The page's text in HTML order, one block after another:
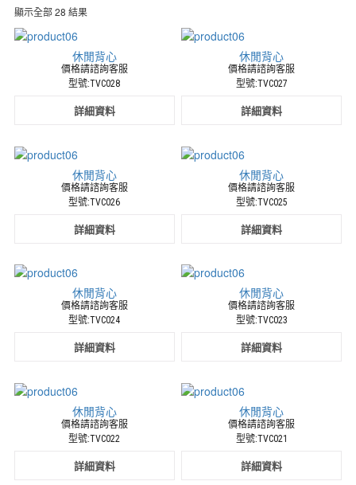
顯示全部 28 結果
休閒背心
價格請諮詢客服
型號:TVC028
詳細資料
休閒背心
價格請諮詢客服
型號:TVC027
詳細資料
休閒背心
價格請諮詢客服
型號:TVC026
詳細資料
休閒背心
價格請諮詢客服
型號:TVC025
詳細資料
休閒背心
價格請諮詢客服
型號:TVC024
詳細資料
休閒背心
價格請諮詢客服
型號:TVC023
詳細資料
休閒背心
價格請諮詢客服
型號:TVC022
詳細資料
休閒背心
價格請諮詢客服
型號:TVC021
詳細資料